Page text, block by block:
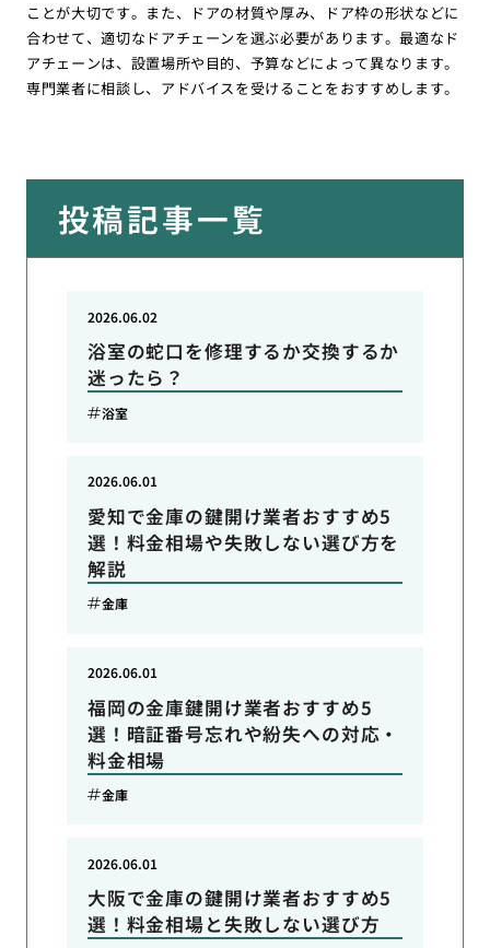
ことが大切です。また、ドアの材質や厚み、ドア枠の形状などに
合わせて、適切なドアチェーンを選ぶ必要があります。最適なド
アチェーンは、設置場所や目的、予算などによって異なります。
専門業者に相談し、アドバイスを受けることをおすすめします。
投稿記事一覧
浴室の蛇口を修理するか交換するか
迷ったら？
2026.06.02
浴室
愛知で金庫の鍵開け業者おすすめ5
選！料金相場や失敗しない選び方を
解説
2026.06.01
金庫
福岡の金庫鍵開け業者おすすめ5
選！暗証番号忘れや紛失への対応・
料金相場
2026.06.01
金庫
大阪で金庫の鍵開け業者おすすめ5
選！料金相場と失敗しない選び方
2026.06.01